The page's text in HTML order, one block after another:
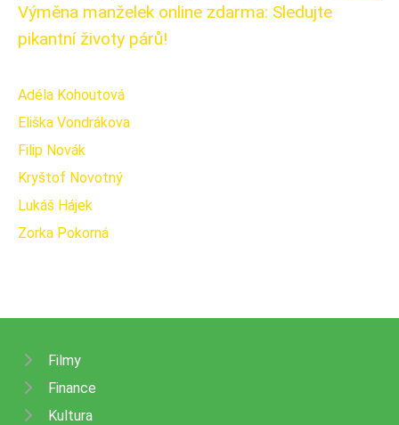
Výměna manželek online zdarma: Sledujte
pikantní životy párů!
Adéla Kohoutová
Eliška Vondrákova
Filip Novák
Kryštof Novotný
Lukáš Hájek
Zorka Pokorná
Filmy
Finance
Kultura